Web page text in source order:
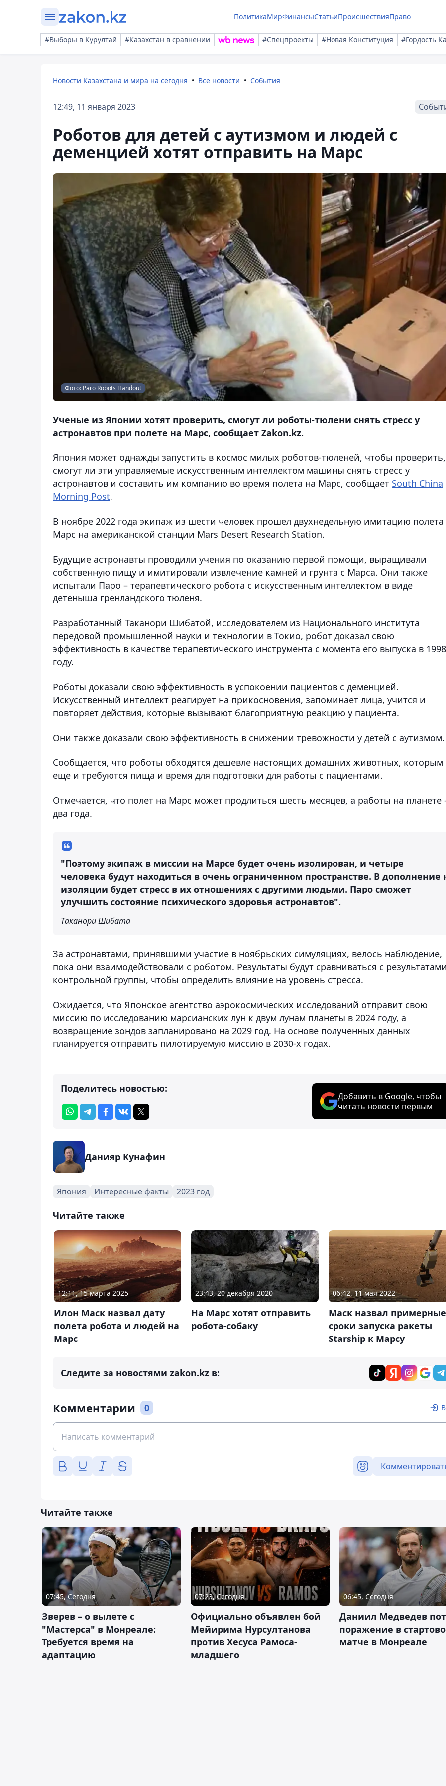
ПолитикаМирФинансыСтатьиПроисшествияПраво
#Выборы в Курултай #Казахстан в сравнении #Спецпроекты #Новая Конституция #Гордость
Новости Казахстана и мира на сегодня Все новости События
12:49, 11 января 2023
Роботов для детей с аутизмом и людей с
деменцией хотят отправить на Марс
Фото: Paro Robots Handout
Ученые из Японии хотят проверить, смогут ли роботы-тюлени снять стресс у
астронавтов при полете на Марс, сообщает Zakon.kz.
Япония может однажды запустить в космос милых роботов-тюленей, чтобы проверить,
смогут ли эти управляемые искусственным интеллектом машины снять стресс у
астронавтов и составить им компанию во время полета на Марс, сообщает South China
Morning Post.
В ноябре 2022 года экипаж из шести человек прошел двухнедельную имитацию полета
Марс на американской станции Mars Desert Research Station.
Будущие астронавты проводили учения по оказанию первой помощи, выращивали
собственную пищу и имитировали извлечение камней и грунта с Марса. Они также
испытали Паро – терапевтического робота с искусственным интеллектом в виде
детеныша гренландского тюленя.
Разработанный Таканори Шибатой, исследователем из Национального института
передовой промышленной науки и технологии в Токио, робот доказал свою
эффективность в качестве терапевтического инструмента с момента его выпуска в 1998
году.
Роботы доказали свою эффективность в успокоении пациентов с деменцией.
Искусственный интеллект реагирует на прикосновения, запоминает лица, учится и
повторяет действия, которые вызывают благоприятную реакцию у пациента.
Они также доказали свою эффективность в снижении тревожности у детей с аутизмом.
Сообщается, что роботы обходятся дешевле настоящих домашних животных, которым
еще и требуются пища и время для подготовки для работы с пациентами.
Отмечается, что полет на Марс может продлиться шесть месяцев, а работы на планете
два года.
"Поэтому экипаж в миссии на Марсе будет очень изолирован, и четыре
человека будут находиться в очень ограниченном пространстве. В дополнение
изоляции будет стресс в их отношениях с другими людьми. Паро сможет
улучшить состояние психического здоровья астронавтов".
Таканори Шибата
За астронавтами, принявшими участие в ноябрьских симуляциях, велось наблюдение,
пока они взаимодействовали с роботом. Результаты будут сравниваться с
контрольной группы, чтобы определить влияние на уровень стресса.
Ожидается, что Японское агентство аэрокосмических исследований отправит свою
миссию по исследованию марсианских лун к двум лунам планеты в 2024 году, а
возвращение зондов запланировано на 2029 год. На основе полученных данных
планируется отправить пилотируемую миссию в 2030-х годах.
Поделитесь новостью:
Добавить в Google, чтобы
читать новости первым
Данияр Кунафин
Япония Интересные факты 2023 год
Читайте также
12:11, 15 марта 2025
Илон Маск назвал дату
полета робота и людей на
Марс
23:43, 20 декабря 2020
На Марс хотят отправить
робота-собаку
06:42, 11 мая 2022
Маск назвал примерные
сроки запуска ракеты
Starship к Марсу
Следите за новостями zakon.kz в:
Комментарии 0
Читайте также
07:45, Сегодня
Зверев – о вылете с
"Мастерса" в Монреале:
Требуется время на
адаптацию
07:23, Сегодня
Официально объявлен бой
Мейирима Нурсултанова
против Хесуса Рамоса-
младшего
06:45, Сегодня
Даниил Медведев
поражение в
матче в Монреале